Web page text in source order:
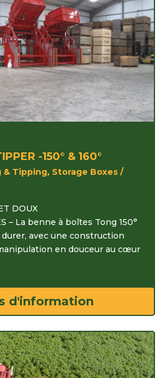
-150° & 160°
& Tipping, Storage Boxes /
DOUX
– La benne à boîtes Tong 150°
avec une construction
en douceur au cœur
d'information